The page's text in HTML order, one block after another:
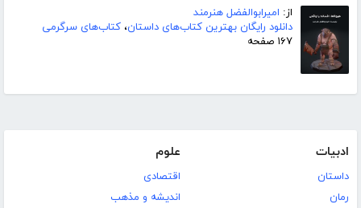
از: امیرابوالفضل هنرمند
دانلود رایگان بهترین کتاب‌های داستان، کتاب‌های سرگرمی
۱۶۷ صفحه
ادبیات
داستان
رمان
علوم
اقتصادی
اندیشه و مذهب